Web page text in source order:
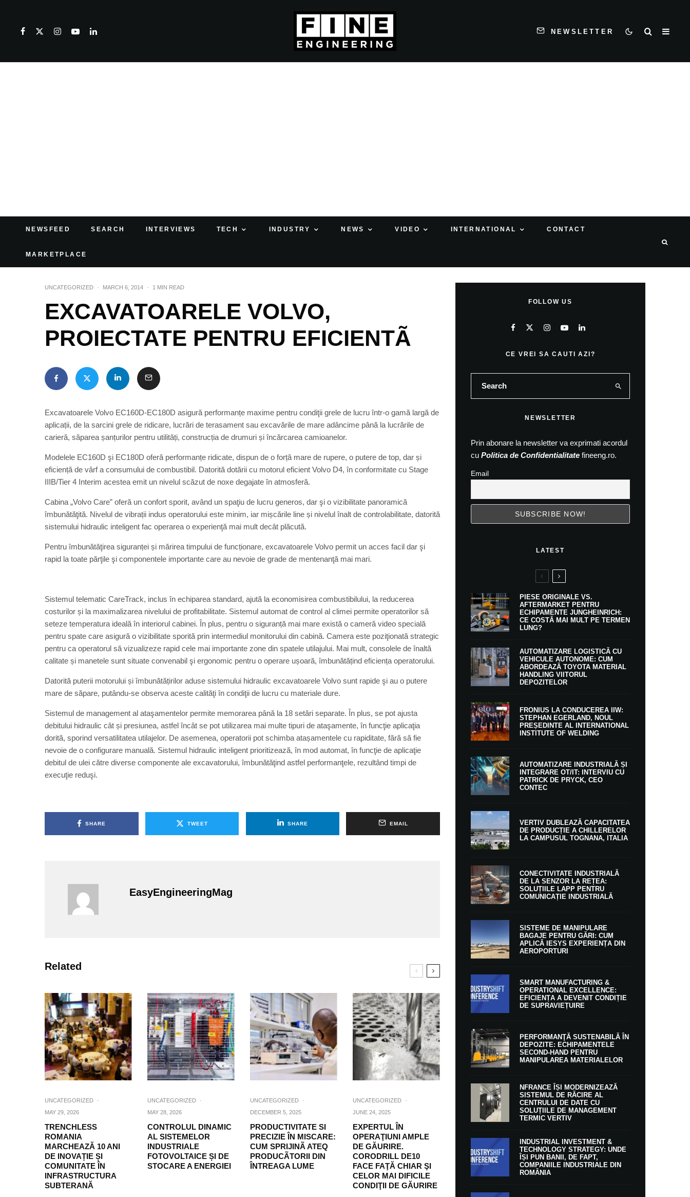
NEWSLETTER
NEWSFEED SEARCH INTERVIEWS TECH INDUSTRY NEWS VIDEO INTERNATIONAL CONTACT
MARKETPLACE
UNCATEGORIZED · MARCH 6, 2014 · 1 MIN READ
EXCAVATOARELE VOLVO,
PROIECTATE PENTRU EFICIENTÃ
Excavatoarele Volvo EC160D-EC180D asigură performanțe maxime pentru condiţii grele de lucru într-o gamă largă de
aplicații, de la sarcini grele de ridicare, lucrări de terasament sau excavările de mare adâncime până la lucrările de
carieră, săparea șanțurilor pentru utilități, construcția de drumuri și încărcarea camioanelor.
Modelele EC160D şi EC180D oferă performanțe ridicate, dispun de o forță mare de rupere, o putere de top, dar și
eficiență de vârf a consumului de combustibil. Datorită dotării cu motorul eficient Volvo D4, în conformitate cu Stage
IIIB/Tier 4 Interim acestea emit un nivelul scăzut de noxe degajate în atmosferă.
Cabina „Volvo Care” oferă un confort sporit, având un spaţiu de lucru generos, dar şi o vizibilitate panoramică
îmbunătăţită. Nivelul de vibrații indus operatorului este minim, iar mișcările line și nivelul înalt de controlabilitate, datorită
sistemului hidraulic inteligent fac operarea o experienţă mai mult decât plăcută.
Pentru îmbunătăţirea siguranței și mărirea timpului de funcționare, excavatoarele Volvo permit un acces facil dar şi
rapid la toate părţile şi componentele importante care au nevoie de grade de mentenanţă mai mari.
Sistemul telematic CareTrack, inclus în echiparea standard, ajută la economisirea combustibilului, la reducerea
costurilor și la maximalizarea nivelului de profitabilitate. Sistemul automat de control al climei permite operatorilor să
seteze temperatura ideală în interiorul cabinei. În plus, pentru o siguranță mai mare există o cameră video specială
pentru spate care asigură o vizibilitate sporită prin intermediul monitorului din cabină. Camera este poziţionată strategic
pentru ca operatorul să vizualizeze rapid cele mai importante zone din spatele utilajului. Mai mult, consolele de înaltă
calitate și manetele sunt situate convenabil şi ergonomic pentru o operare ușoară, îmbunătățind eficiența operatorului.
Datorită puterii motorului și îmbunătățirilor aduse sistemului hidraulic excavatoarele Volvo sunt rapide şi au o putere
mare de săpare, putându-se observa aceste calităţi în condiţii de lucru cu materiale dure.
Sistemul de management al ataşamentelor permite memorarea până la 18 setări separate. În plus, se pot ajusta
debitului hidraulic cât și presiunea, astfel încât se pot utilizarea mai multe tipuri de ataşamente, în funcţie aplicaţia
dorită, sporind versatilitatea utilajelor. De asemenea, operatorii pot schimba atașamentele cu rapiditate, fără să fie
nevoie de o configurare manuală. Sistemul hidraulic inteligent prioritizează, în mod automat, în funcţie de aplicaţie
debitul de ulei către diverse componente ale excavatorului, îmbunătăţind astfel performanţele, rezultând timpi de
execuţie reduşi.
SHARE TWEET SHARE EMAIL
EasyEngineeringMag
Related
UNCATEGORIZED
·
MAY 29, 2026
TRENCHLESS
ROMANIA
MARCHEAZĂ 10 ANI
DE INOVAȚIE ȘI
COMUNITATE ÎN
INFRASTRUCTURA
SUBTERANĂ
UNCATEGORIZED
·
MAY 28, 2026
CONTROLUL DINAMIC
AL SISTEMELOR
INDUSTRIALE
FOTOVOLTAICE ȘI DE
STOCARE A ENERGIEI
UNCATEGORIZED
·
DECEMBER 5, 2025
PRODUCTIVITATE SI
PRECIZIE ÎN MISCARE:
CUM SPRIJINÃ ATEQ
PRODUCÃTORII DIN
ÎNTREAGA LUME
UNCATEGORIZED
·
JUNE 24, 2025
EXPERTUL ÎN
OPERAŢIUNI AMPLE
DE GĂURIRE.
CORODRILL DE10
FACE FAŢĂ CHIAR ŞI
CELOR MAI DIFICILE
CONDIŢII DE GĂURIRE
FOLLOW US
CE VREI SA CAUTI AZI?
NEWSLETTER
Prin abonare la newsletter va exprimati acordul
cu Politica de Confidentialitate fineeng.ro.
Email
LATEST
PIESE ORIGINALE VS.
AFTERMARKET PENTRU
ECHIPAMENTE JUNGHEINRICH:
CE COSTĂ MAI MULT PE TERMEN
LUNG?
AUTOMATIZARE LOGISTICĂ CU
VEHICULE AUTONOME: CUM
ABORDEAZĂ TOYOTA MATERIAL
HANDLING VIITORUL
DEPOZITELOR
FRONIUS LA CONDUCEREA IIW:
STEPHAN EGERLAND, NOUL
PREȘEDINTE AL INTERNATIONAL
INSTITUTE OF WELDING
AUTOMATIZARE INDUSTRIALĂ ȘI
INTEGRARE OT/IT: INTERVIU CU
PATRICK DE PRYCK, CEO
CONTEC
VERTIV DUBLEAZĂ CAPACITATEA
DE PRODUCȚIE A CHILLERELOR
LA CAMPUSUL TOGNANA, ITALIA
CONECTIVITATE INDUSTRIALĂ
DE LA SENZOR LA REȚEA:
SOLUȚIILE LAPP PENTRU
COMUNICAȚIE INDUSTRIALĂ
SISTEME DE MANIPULARE
BAGAJE PENTRU GĂRI: CUM
APLICĂ IESYS EXPERIENȚA DIN
AEROPORTURI
SMART MANUFACTURING &
OPERATIONAL EXCELLENCE:
EFICIENȚA A DEVENIT CONDIȚIE
DE SUPRAVIEȚUIRE
PERFORMANŢĂ SUSTENABILĂ ÎN
DEPOZITE: ECHIPAMENTELE
SECOND-HAND PENTRU
MANIPULAREA MATERIALELOR
NFRANCE ÎȘI MODERNIZEAZĂ
SISTEMUL DE RĂCIRE AL
CENTRULUI DE DATE CU
SOLUȚIILE DE MANAGEMENT
TERMIC VERTIV
INDUSTRIAL INVESTMENT &
TECHNOLOGY STRATEGY: UNDE
ÎȘI PUN BANII, DE FAPT,
COMPANIILE INDUSTRIALE DIN
ROMÂNIA